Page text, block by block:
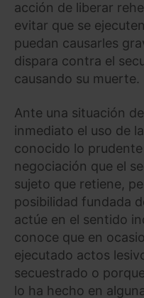
acción de liberar
evitar que se
puedan causarles
dispara contra el
causando su muerte.
Ante una situación
inmediato el uso de
conocido lo
negociación que el
sujeto que retiene,
posibilidad fundada
actúe en el sentido
conoce que en
ejecutado actos
secuestrado o
lo ha hecho en